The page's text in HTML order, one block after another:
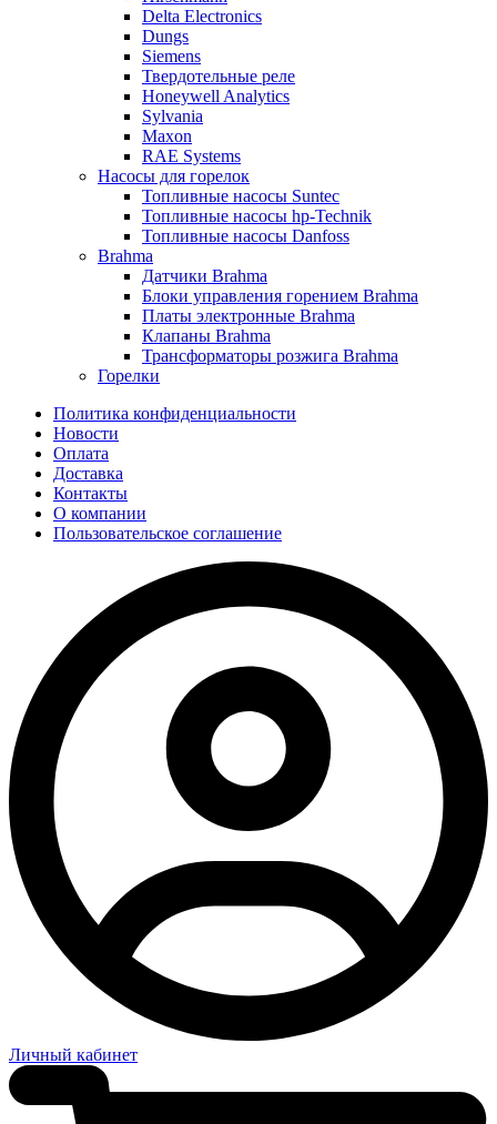
Delta Electronics
Dungs
Siemens
Твердотельные реле
Honeywell Analytics
Sylvania
Maxon
RAE Systems
Насосы для горелок
Топливные насосы Suntec
Топливные насосы hp-Technik
Топливные насосы Danfoss
Brahma
Датчики Brahma
Блоки управления горением Brahma
Платы электронные Brahma
Клапаны Brahma
Трансформаторы розжига Brahma
Горелки
Политика конфиденциальности
Новости
Оплата
Доставка
Контакты
О компании
Пользовательское соглашение
Личный кабинет